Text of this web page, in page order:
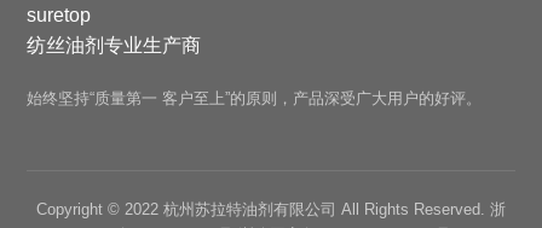
suretop
纺丝油剂专业生产商
始终坚持“质量第一 客户至上”的原则，产品深受广大用户的好评。
Copyright © 2022 杭州苏拉特油剂有限公司 All Rights Reserved. 浙